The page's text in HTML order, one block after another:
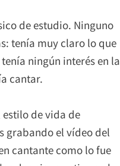
de estudio. Ninguno
tenía muy claro lo que
ningún interés en la
cantar.
estilo de vida de
grabando el vídeo del
cantante como lo fue